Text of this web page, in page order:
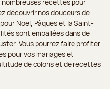
recettes pour
découvrir nos douceurs de
Noël, Pâques et la Saint-
sont emballées dans de
Vous pourrez faire profiter
pour vos mariages et
de coloris et de recettes